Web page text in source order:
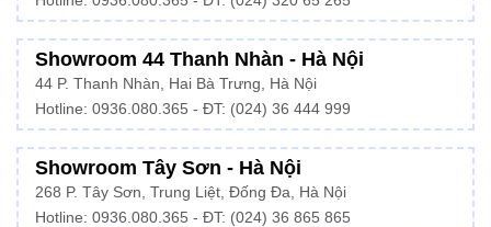
Showroom 44 Thanh Nhàn - Hà Nội
44 P. Thanh Nhàn, Hai Bà Trưng, Hà Nội
Hotline: 0936.080.365 - ĐT: (024) 36 444 999
Showroom Tây Sơn - Hà Nội
268 P. Tây Sơn, Trung Liệt, Đống Đa, Hà Nội
Hotline: 0936.080.365 - ĐT: (024) 36 865 865